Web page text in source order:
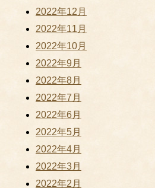
2022年12月
2022年11月
2022年10月
2022年9月
2022年8月
2022年7月
2022年6月
2022年5月
2022年4月
2022年3月
2022年2月